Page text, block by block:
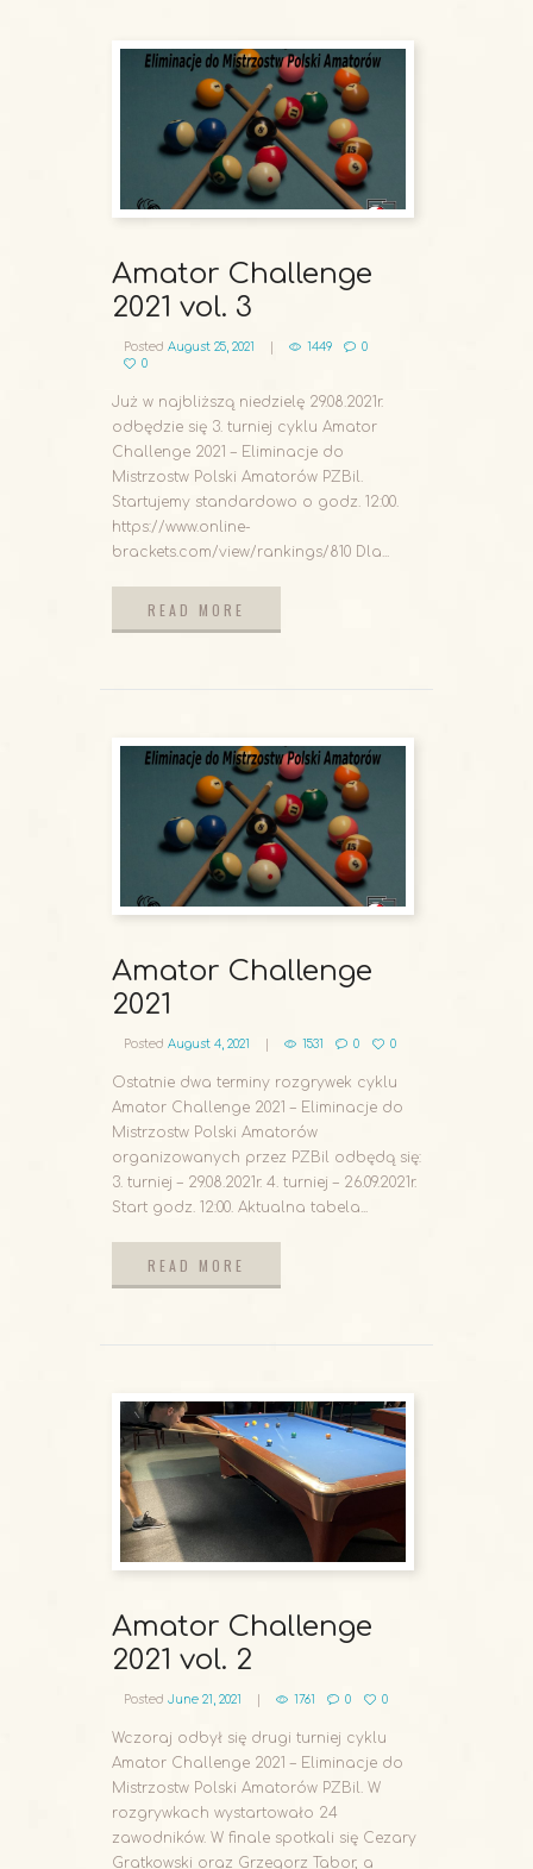
Amator Challenge
2021 vol. 3
Posted August 25, 2021 1449
0
0
Już w najbliższą niedzielę 29.08.2021r.
odbędzie się 3. turniej cyklu Amator
Challenge 2021 – Eliminacje do
Mistrzostw Polski Amatorów PZBil.
Startujemy standardowo o godz. 12:00.
https://www.online-
brackets.com/view/rankings/810 Dla...
READ MORE
Amator Challenge
2021
Posted August 4, 2021 1531 0 0
Ostatnie dwa terminy rozgrywek cyklu
Amator Challenge 2021 – Eliminacje do
Mistrzostw Polski Amatorów
organizowanych przez PZBil odbędą się:
3. turniej – 29.08.2021r. 4. turniej – 26.09.2021r.
Start godz. 12:00. Aktualna tabela...
READ MORE
Amator Challenge
2021 vol. 2
Posted June 21, 2021 1761 0 0
Wczoraj odbył się drugi turniej cyklu
Amator Challenge 2021 – Eliminacje do
Mistrzostw Polski Amatorów PZBil. W
rozgrywkach wystartowało 24
zawodników. W finale spotkali się Cezary
Gratkowski oraz Grzegorz Tabor, a